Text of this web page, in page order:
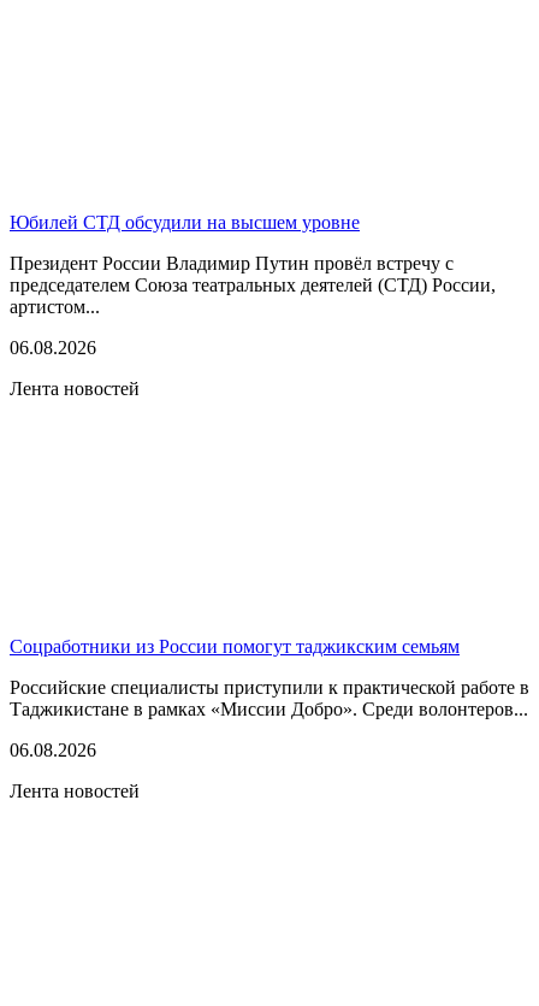
Юбилей СТД обсудили на высшем уровне
Президент России Владимир Путин провёл встречу с
председателем Союза театральных деятелей (СТД) России,
артистом...
06.08.2026
Лента новостей
Соцработники из России помогут таджикским семьям
Российские специалисты приступили к практической работе в
Таджикистане в рамках «Миссии Добро». Среди волонтеров...
06.08.2026
Лента новостей